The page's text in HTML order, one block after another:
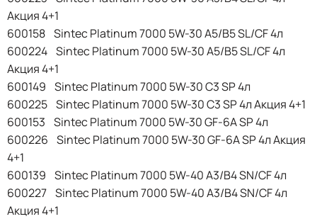
Акция 4+1
600158 Sintec Platinum 7000 5W-30 A5/B5 SL/CF 4л
600224 Sintec Platinum 7000 5W-30 A5/B5 SL/CF 4л
Акция 4+1
600149 Sintec Platinum 7000 5W-30 C3 SP 4л
600225 Sintec Platinum 7000 5W-30 C3 SP 4л Акция 4+1
600153 Sintec Platinum 7000 5W-30 GF-6A SP 4л
600226 Sintec Platinum 7000 5W-30 GF-6A SP 4л Акция
4+1
600139 Sintec Platinum 7000 5W-40 A3/B4 SN/CF 4л
600227 Sintec Platinum 7000 5W-40 A3/B4 SN/CF 4л
Акция 4+1